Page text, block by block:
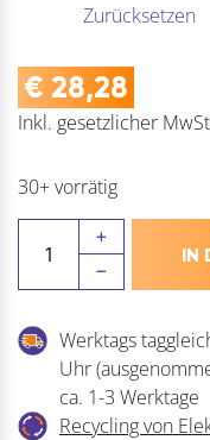
Zurücksetzen
€ 28,28
Inkl. gesetzlicher
30+ vorrätig
Winkelbandschere
i.S.
IN
Werktags
Uhr
ca. 1-3 Werktage
Recycling von